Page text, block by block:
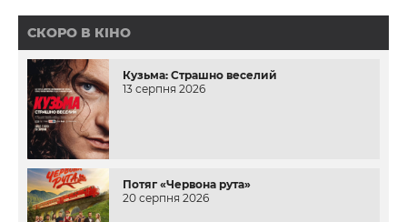
СКОРО В КІНО
Кузьма: Страшно веселий
13 серпня 2026
Потяг «Червона рута»
20 серпня 2026